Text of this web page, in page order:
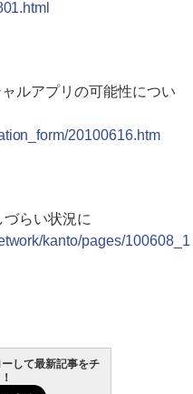
ルアプリの可能性につい
20100616.htm
らい状況に
kanto/pages/100608_1
して最新記事をチ